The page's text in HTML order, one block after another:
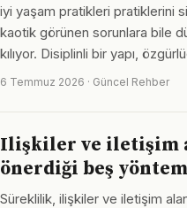
iyi yaşam pratikleri pratiklerini
kaotik görünen sorunlara bile
kılıyor. Disiplinli bir yapı,
6 Temmuz 2026 · Güncel Rehber
Ilişkiler ve iletişim
önerdiği beş yöntem
Süreklilik, ilişkiler ve iletişim